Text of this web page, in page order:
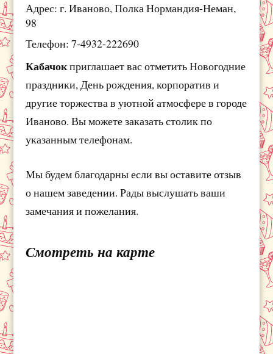
Адрес: г. Иваново, Полка Нормандия-Неман,
98
Телефон: 7-4932-222690
Кабачокприглашает вас отметить Новогодние
праздники, День рождения, корпоратив и
другие торжества в уютной атмосфере в городе
Иваново. Вы можете заказать столик по
указанным телефонам.
Мы будем благодарны если вы оставите отзыв
о нашем заведении. Рады выслушать ваши
замечания и пожелания.
Смотреть на карте